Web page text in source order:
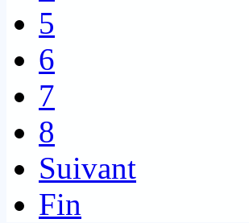
5
6
7
8
Suivant
Fin